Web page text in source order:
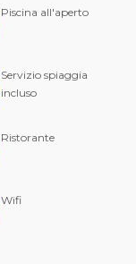
Piscina all'aperto
Servizio spiaggia
incluso
Ristorante
Wifi